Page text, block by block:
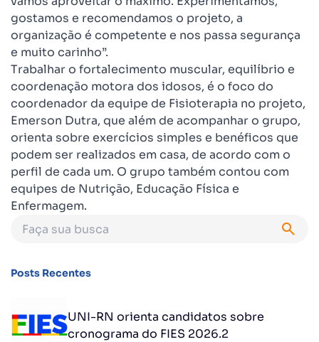
gostamos e recomendamos o projeto, a
organização é competente e nos passa segurança
e muito carinho”.
Trabalhar o fortalecimento muscular, equilíbrio e
coordenação motora dos idosos, é o foco do
coordenador da equipe de Fisioterapia no projeto,
Emerson Dutra, que além de acompanhar o grupo,
orienta sobre exercícios simples e benéficos que
podem ser realizados em casa, de acordo com o
perfil de cada um. O grupo também contou com
equipes de Nutrição, Educação Física e
Enfermagem.
Posts Recentes
UNI-RN orienta candidatos sobre
cronograma do FIES 2026.2